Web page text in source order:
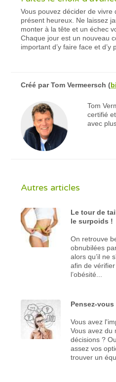
Vous pouvez décider de vivre
présent heureux. Ne laissez
monter à la tête et un échec
Chaque jour est un nouveau
important d’y faire face et d’y
Créé parTom Vermeersch (
Tom
certifié
avec
Autres articles
Le tour de
le surpoids !
On retrouve
obnubilées
alors qu’il ne
afin de
l’obésité...
Pensez-
Vous avez
Vous avez du
décisions ?
assez vos
trouver un